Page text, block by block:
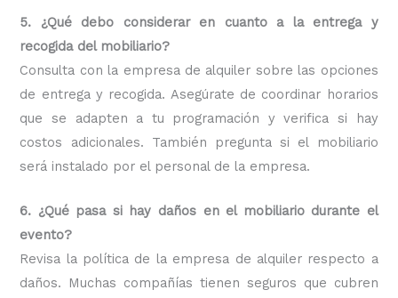
5. ¿Qué debo considerar en cuanto a la entrega y
recogida del mobiliario?
Consulta con la empresa de alquiler sobre las opciones
de entrega y recogida. Asegúrate de coordinar horarios
que se adapten a tu programación y verifica si hay
costos adicionales. También pregunta si el mobiliario
será instalado por el personal de la empresa.
6. ¿Qué pasa si hay daños en el mobiliario durante el
evento?
Revisa la política de la empresa de alquiler respecto a
daños. Muchas compañías tienen seguros que cubren